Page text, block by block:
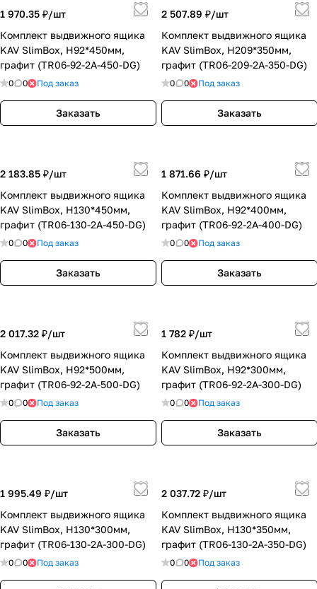
1 970.35 ₽/шт
Комплект выдвижного ящика
KAV SlimBox, H92*450мм,
графит (TR06-92-2A-450-DG)
0 0 Под заказ
Заказать
2 507.89 ₽/шт
Комплект выдвижного ящика
KAV SlimBox, H209*350мм,
графит (TR06-209-2A-350-DG)
0 0 Под заказ
Заказать
2 183.85 ₽/шт
Комплект выдвижного ящика
KAV SlimBox, H130*450мм,
графит (TR06-130-2A-450-DG)
0 0 Под заказ
Заказать
1 871.66 ₽/шт
Комплект выдвижного ящика
KAV SlimBox, H92*400мм,
графит (TR06-92-2A-400-DG)
0 0 Под заказ
Заказать
2 017.32 ₽/шт
Комплект выдвижного ящика
KAV SlimBox, H92*500мм,
графит (TR06-92-2A-500-DG)
0 0 Под заказ
Заказать
1 782 ₽/шт
Комплект выдвижного ящика
KAV SlimBox, H92*300мм,
графит (TR06-92-2A-300-DG)
0 0 Под заказ
Заказать
1 995.49 ₽/шт
Комплект выдвижного ящика
KAV SlimBox, H130*300мм,
графит (TR06-130-2A-300-DG)
0 0 Под заказ
2 037.72 ₽/шт
Комплект выдвижного ящика
KAV SlimBox, H130*350мм,
графит (TR06-130-2A-350-DG)
0 0 Под заказ